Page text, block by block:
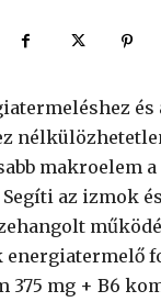
és
makroelem a
az izmok
energiatermelő
375 mg + B6